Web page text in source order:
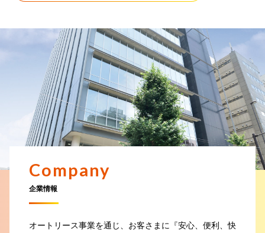
令和8年4月22日岩手県大槌町の林野火災に係る災害により被害を受けら
れた地域の皆さまへ
2026.02.04
令和8年1月21日からの大雪に係る災害により被害を受けられた地域の皆
2025.12.09
令和7年青森県東方沖を震源とする地震に伴う災害により被害を受けられ
た地域の皆さまへ
2025.12.01
年末年始の営業時間のお知らせ
令和7年11月18日大分市佐賀関の大規模火災に伴う災害により被害を受け
Company
企業情報
オートリース事業を通じ、 お客さまに『安心、便利、快